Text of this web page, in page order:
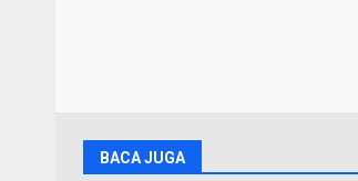
BACA JUGA